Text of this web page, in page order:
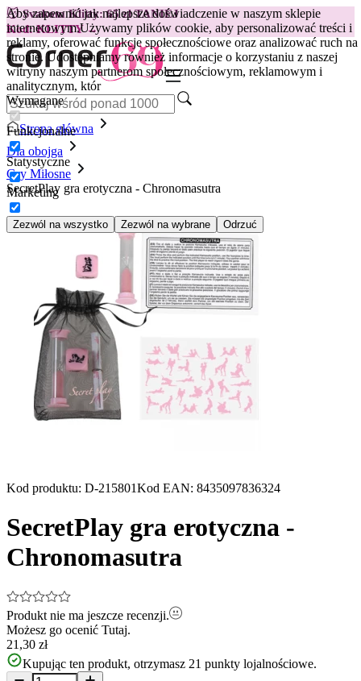
Aby zapewnić jak najlepsze doświadczenie w naszym sklepie
internetowym.Używamy plików cookie, aby personalizować treści i
reklamy, oferować funkcje społecznościowe oraz analizować ruch na
stronie. Udostępniamy również informacje o korzystaniu z naszej
witryny naszym partnerom społecznościowym, reklamowym i
analitycznym, któr
Wymagane
Funkcjonalne
Statystyczne
Marketing
Zezwól na wszystko Zezwól na wybrane Odrzuć
😽Svakom Klitty: 65 zł TANIEJ
Kod: KLITTY →
Strona główna
Dla obojga
Gry Miłosne
SecretPlay gra erotyczna - Chronomasutra
Kod produktu: D-215801Kod EAN: 8435097836324
SecretPlay gra erotyczna -
Chronomasutra
Produkt nie ma jeszcze recenzji.
Możesz go ocenić Tutaj.
21,30 zł
Kupując ten produkt, otrzymasz 21 punkty lojalnościowe.